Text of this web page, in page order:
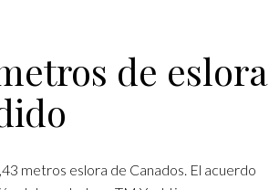
de eslora
metros eslora de Canados. El acuerdo